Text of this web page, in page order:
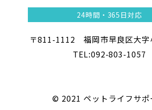
ッ
ト
24時間・ 365日対応
〒811-1112 福岡市早良区大字
TEL:092-803-1057
©︎ 2021 ペットライフサポ